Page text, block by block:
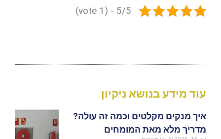
5/5 - (1 vote)
עוד מידע בנושא ניקיון
איך מנקים מקלטים וכמה זה עולה?
מדריך מלא מאת המומחים